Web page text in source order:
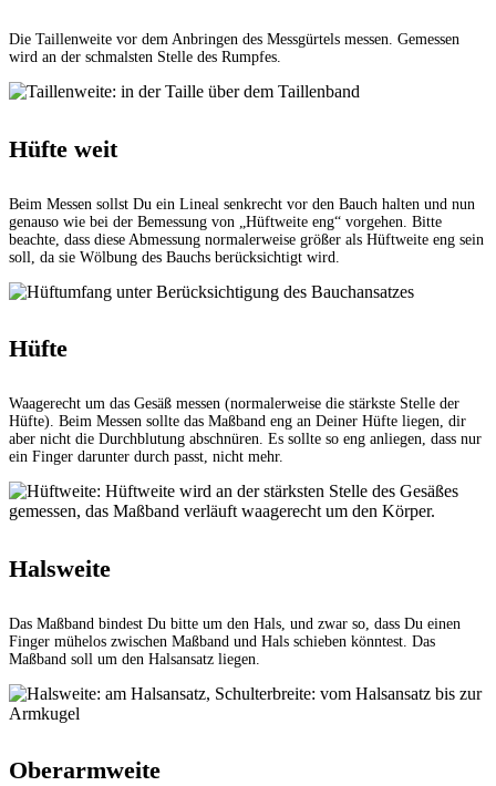
Die Taillenweite vor dem Anbringen des Messgürtels messen. Gemessen
wird an der schmalsten Stelle des Rumpfes.
Hüfte weit
Beim Messen sollst Du ein Lineal senkrecht vor den Bauch halten und nun
genauso wie bei der Bemessung von „Hüftweite eng“ vorgehen. Bitte
beachte, dass diese Abmessung normalerweise größer als Hüftweite eng sein
soll, da sie Wölbung des Bauchs berücksichtigt wird.
Hüfte
Waagerecht um das Gesäß messen (normalerweise die stärkste Stelle der
Hüfte). Beim Messen sollte das Maßband eng an Deiner Hüfte liegen, dir
aber nicht die Durchblutung abschnüren. Es sollte so eng anliegen, dass nur
ein Finger darunter durch passt, nicht mehr.
Halsweite
Das Maßband bindest Du bitte um den Hals, und zwar so, dass Du einen
Finger mühelos zwischen Maßband und Hals schieben könntest. Das
Maßband soll um den Halsansatz liegen.
Oberarmweite